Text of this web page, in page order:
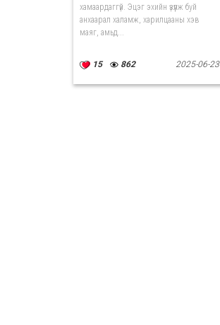
хамаардаггүй. Эцэг эхийн үзүүлж буй
анхаарал халамж, харилцааны хэв
маяг, амьд...
15 862 2025-06-23